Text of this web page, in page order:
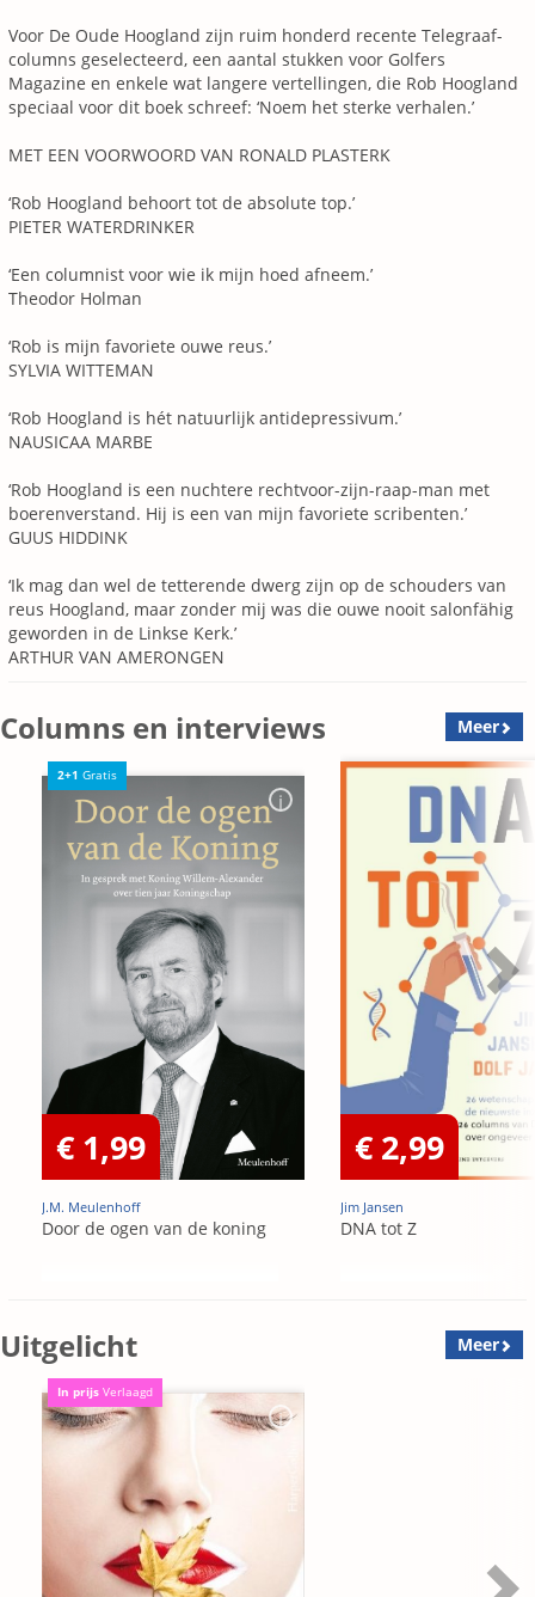
Voor De Oude Hoogland zijn ruim honderd recente Telegraaf-
columns geselecteerd, een aantal stukken voor Golfers
Magazine en enkele wat langere vertellingen, die Rob Hoogland
speciaal voor dit boek schreef: ‘Noem het sterke verhalen.’
MET EEN VOORWOORD VAN RONALD PLASTERK
‘Rob Hoogland behoort tot de absolute top.’
PIETER WATERDRINKER
‘Een columnist voor wie ik mijn hoed afneem.’
Theodor Holman
‘Rob is mijn favoriete ouwe reus.’
SYLVIA WITTEMAN
‘Rob Hoogland is hét natuurlijk antidepressivum.’
NAUSICAA MARBE
‘Rob Hoogland is een nuchtere rechtvoor-zijn-raap-man met
boerenverstand. Hij is een van mijn favoriete scribenten.’
GUUS HIDDINK
‘Ik mag dan wel de tetterende dwerg zijn op de schouders van
reus Hoogland, maar zonder mij was die ouwe nooit salonfähig
geworden in de Linkse Kerk.’
ARTHUR VAN AMERONGEN
Columns en interviews Meer
2+1 Gratis
€ 1,99
J.M. Meulenhoff
Door de ogen van de koning
€ 2,99
Jim Jansen
DNA tot Z
Uitgelicht Meer
In prijs Verlaagd